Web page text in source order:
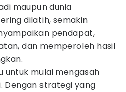
maupun dunia
dilatih, semakin
pendapat,
dan memperoleh hasil
untuk mulai mengasah
Dengan strategi yang